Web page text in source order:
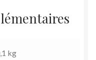
kg